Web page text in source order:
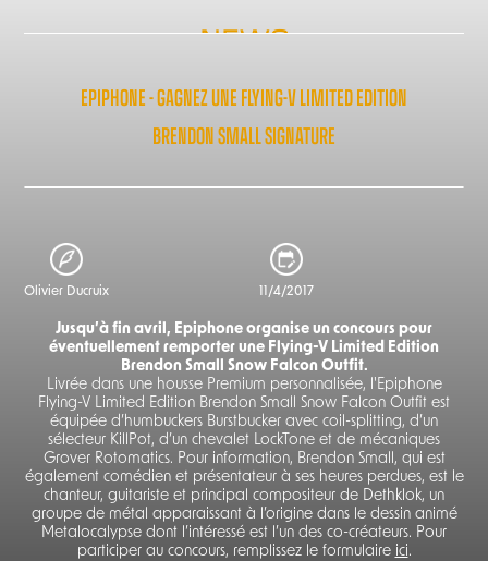
NEWS
EPIPHONE - GAGNEZ UNE FLYING-V LIMITED EDITION
BRENDON SMALL SIGNATURE
Olivier Ducruix 11/4/2017
Jusqu’à fin avril, Epiphone organise un concours pour
éventuellement remporter une Flying-V Limited Edition
Brendon Small Snow Falcon Outfit.
Livrée dans une housse Premium personnalisée, l'Epiphone
Flying-V Limited Edition Brendon Small Snow Falcon Outfit est
équipée d’humbuckers Burstbucker avec coil-splitting, d’un
sélecteur KillPot, d’un chevalet LockTone et de mécaniques
Grover Rotomatics. Pour information, Brendon Small, qui est
également comédien et présentateur à ses heures perdues, est le
chanteur, guitariste et principal compositeur de Dethklok, un
groupe de métal apparaissant à l’origine dans le dessin animé
Metalocalypse dont l’intéressé est l’un des co-créateurs. Pour
participer au concours, remplissez le formulaire ici.